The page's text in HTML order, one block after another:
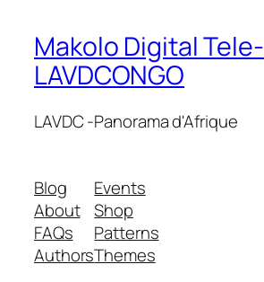
Makolo Digital Tele-
LAVDCONGO
LAVDC -Panorama d'Afrique
Blog
About
FAQs
Authors
Events
Shop
Patterns
Themes